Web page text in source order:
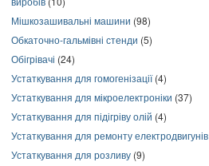
Мішкозашивальні машини (98)
Обкаточно-гальмівні стенди (5)
Обігрівачі (24)
Устаткування для гомогенізації(4)
Устаткування для мікроелектроніки (37)
Устаткування для підігріву олій (4)
Устаткування для ремонту електродвигунів
Устаткування для розливу (9)